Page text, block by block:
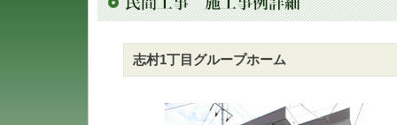
志村1丁目グループホーム